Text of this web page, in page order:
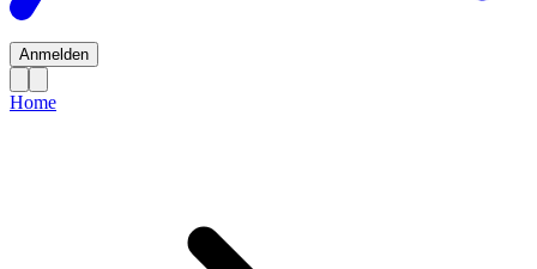
Anmelden
Home